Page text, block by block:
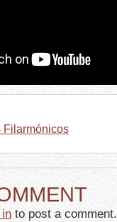
Filarmónicos
in to post a comment.